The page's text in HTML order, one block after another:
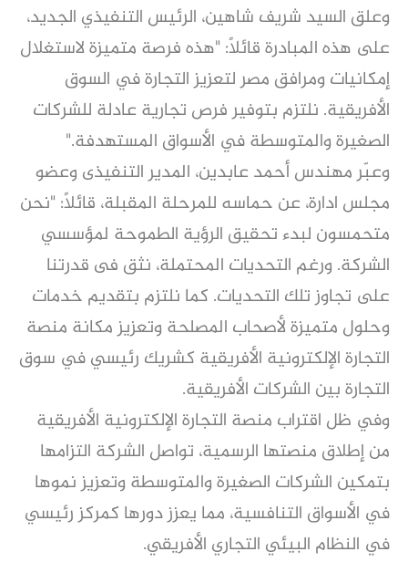
وعلق السيد شريف شاهين، الرئيس التنفيذي الجديد،
على هذه المبادرة قائلاً: "هذه فرصة متميزة لاستغلال
إمكانيات ومرافق مصر لتعزيز التجارة في السوق
الأفريقية. نلتزم بتوفير فرص تجارية عادلة للشركات
الصغيرة والمتوسطة في الأسواق المستهدفة."
وعبّر مهندس أحمد عابدين، المدير التنفيذى وعضو
مجلس ادارة، عن حماسه للمرحلة المقبلة، قائلاً: "نحن
متحمسون لبدء تحقيق الرؤية الطموحة لمؤسسي
الشركة. ورغم التحديات المحتملة، نثق فى قدرتنا
على تجاوز تلك التحديات. كما نلتزم بتقديم خدمات
وحلول متميزة لأصحاب المصلحة وتعزيز مكانة منصة
التجارة الإلكترونية الأفريقية كشريك رئيسي في سوق
التجارة بين الشركات الأفريقية.
وفي ظل اقتراب منصة التجارة الإلكترونية الأفريقية
من إطلاق منصتها الرسمية، تواصل الشركة التزامها
بتمكين الشركات الصغيرة والمتوسطة وتعزيز نموها
في الأسواق التنافسية، مما يعزز دورها كمركز رئيسي
في النظام البيئي التجاري الأفريقي.